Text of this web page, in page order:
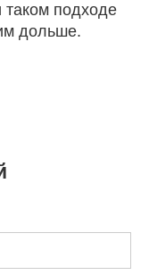
подходе
дольше.